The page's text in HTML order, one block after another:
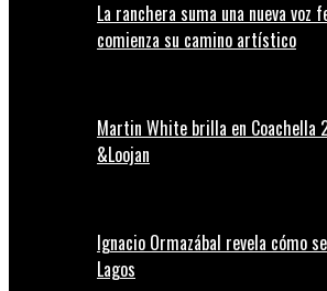
La ranchera suma una nueva voz
comienza su camino artístico
Martin White brilla en Coachella
&Loojan
Ignacio Ormazábal revela cómo
Lagos